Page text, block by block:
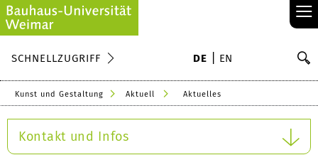
≡
SCHNELLZUGRIFF DE EN
Kunst und Gestaltung Aktuell Aktuelles
Kontakt und Infos